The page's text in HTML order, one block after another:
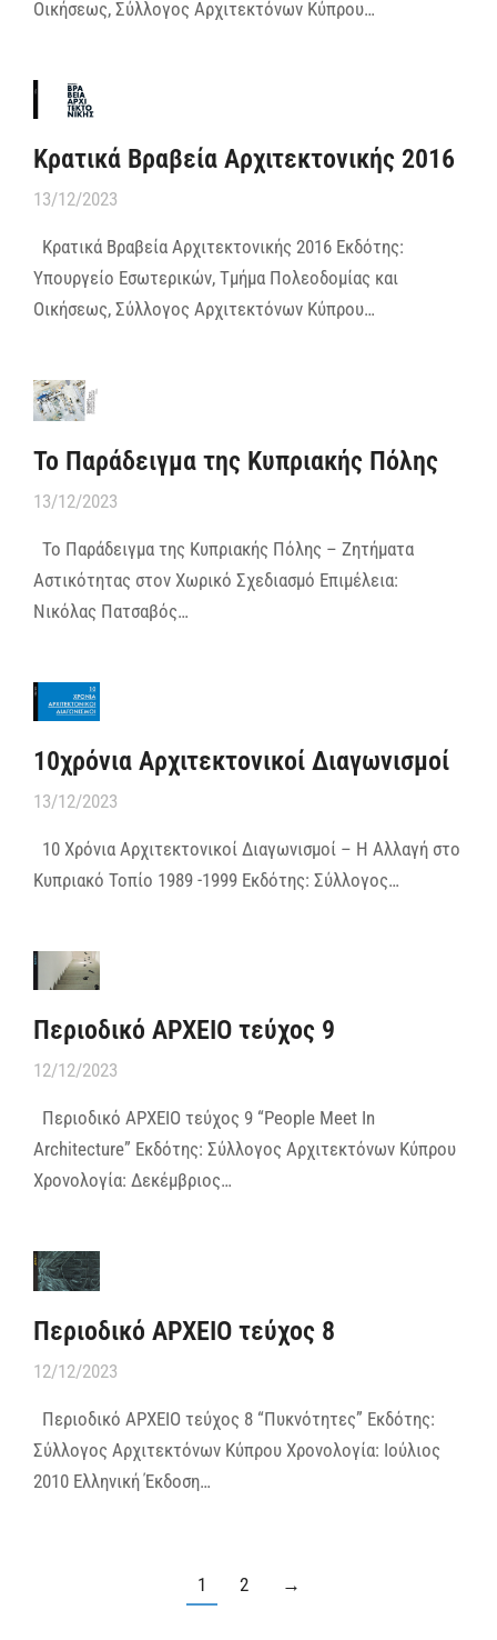
Οικήσεως, Σύλλογος Αρχιτεκτόνων Κύπρου…
Κρατικά Βραβεία Αρχιτεκτονικής 2016
13/12/2023
Κρατικά Βραβεία Αρχιτεκτονικής 2016 Εκδότης:
Υπουργείο Εσωτερικών, Τμήμα Πολεοδομίας και
Οικήσεως, Σύλλογος Αρχιτεκτόνων Κύπρου…
Το Παράδειγμα της Κυπριακής Πόλης
13/12/2023
Το Παράδειγμα της Κυπριακής Πόλης – Ζητήματα
Αστικότητας στον Χωρικό Σχεδιασμό Επιμέλεια:
Νικόλας Πατσαβός…
10χρόνια Αρχιτεκτονικοί Διαγωνισμοί
13/12/2023
10 Χρόνια Αρχιτεκτονικοί Διαγωνισμοί – Η Αλλαγή στο
Κυπριακό Τοπίο 1989 -1999 Εκδότης: Σύλλογος…
Περιοδικό ΑΡΧΕΙΟ τεύχος 9
12/12/2023
Περιοδικό ΑΡΧΕΙΟ τεύχος 9 “People Meet In
Architecture” Εκδότης: Σύλλογος Αρχιτεκτόνων Κύπρου
Χρονολογία: Δεκέμβριος…
Περιοδικό ΑΡΧΕΙΟ τεύχος 8
12/12/2023
Περιοδικό ΑΡΧΕΙΟ τεύχος 8 “Πυκνότητες” Εκδότης:
Σύλλογος Αρχιτεκτόνων Κύπρου Χρονολογία: Ιούλιος
2010 Ελληνική Έκδοση…
1 2 →